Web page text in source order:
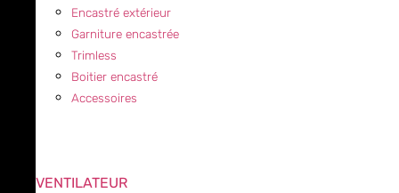
Encastré extérieur
Garniture encastrée
Trimless
Boitier encastré
Accessoires
VENTILATEUR